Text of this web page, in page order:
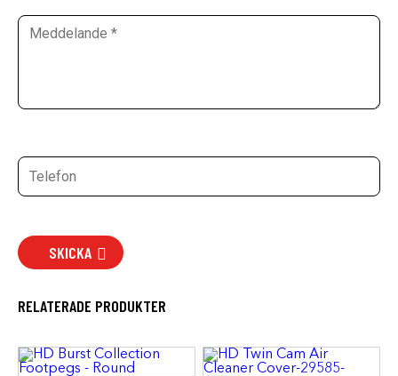
SKICKA
RELATERADE PRODUKTER